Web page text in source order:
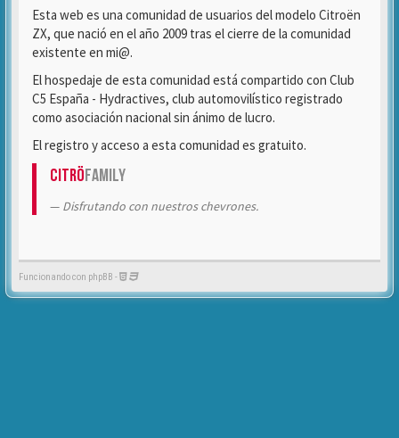
Esta web es una comunidad de usuarios del modelo Citroën
ZX, que nació en el año 2009 tras el cierre de la comunidad
existente en mi@.
El hospedaje de esta comunidad está compartido con Club
C5 España - Hydractives, club automovilístico registrado
como asociación nacional sin ánimo de lucro.
El registro y acceso a esta comunidad es gratuito.
CitröFamily
Disfrutando con nuestros chevrones.
Funcionando con phpBB -